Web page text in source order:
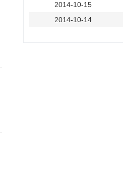
2014-10-15
2014-10-14